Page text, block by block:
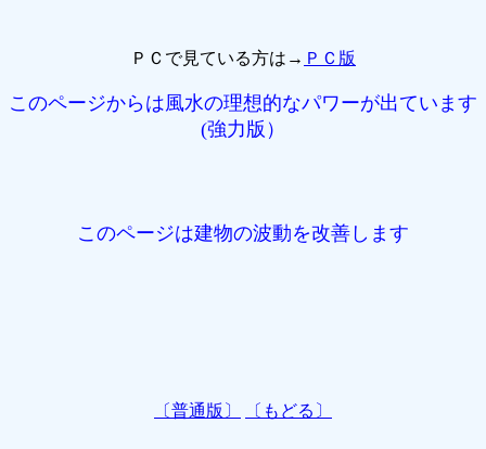
ＰＣで見ている方は→ ＰＣ版
このページからは風水の理想的なパワーが出ています
(強力版）
このページは建物の波動を改善します
〔普通版〕 〔もどる〕